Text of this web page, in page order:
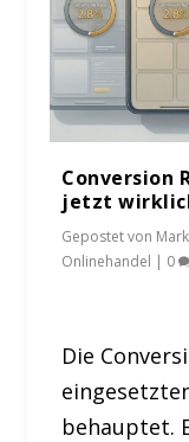
Conversion
jetzt
Gepostet von
Onlinehandel | 0
Die
behauptet.